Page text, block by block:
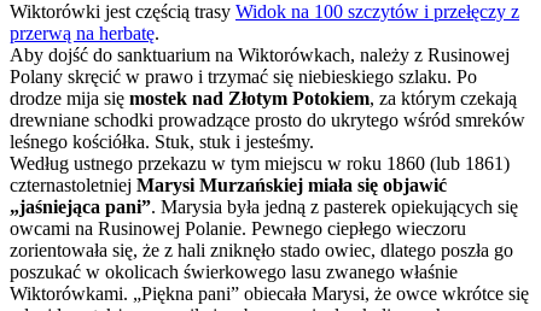
Wiktorówki jest częścią trasy Widok na 100 szczytów i przełęczy z
przerwą na herbatę.
Aby dojść do sanktuarium na Wiktorówkach, należy z Rusinowej
Polany skręcić w prawo i trzymać się niebieskiego szlaku. Po
drodze mija się mostek nad Złotym Potokiem, za którym czekają
drewniane schodki prowadzące prosto do ukrytego wśród smreków
leśnego kościółka. Stuk, stuk i jesteśmy.
Według ustnego przekazu w tym miejscu w roku 1860 (lub 1861)
czternastoletniej Marysi Murzańskiej miała się objawić
„jaśniejąca pani”. Marysia była jedną z pasterek opiekujących się
owcami na Rusinowej Polanie. Pewnego ciepłego wieczoru
zorientowała się, że z hali zniknęło stado owiec, dlatego poszła go
poszukać w okolicach świerkowego lasu zwanego właśnie
Wiktorówkami. „Piękna pani” obiecała Marysi, że owce wkrótce się